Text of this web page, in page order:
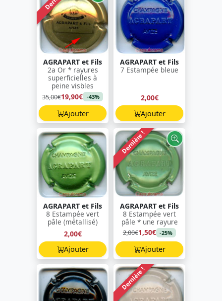
AGRAPART et Fils
2a Or * rayures
superficielles à
peine visbles
35,00€19,90€ -43%
Ajouter
AGRAPART et Fils
7 Estampée bleue
2,00€
Ajouter
AGRAPART et Fils
8 Estampée vert
pâle (métallisé)
2,00€
Ajouter
Dernière !
AGRAPART et Fils
8 Estampée vert
pâle * une rayure
2,00€1,50€ -25%
Ajouter
Dernière !